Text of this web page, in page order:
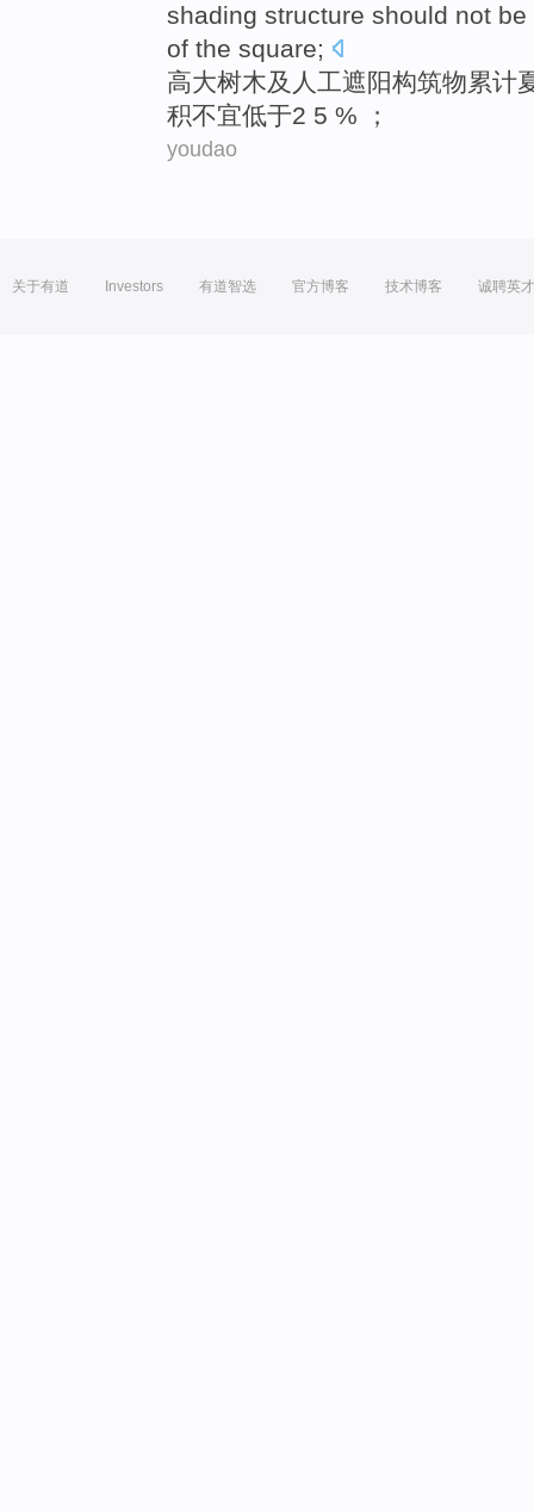
shading structure should not be
of the square;
高大树木及 人工遮阳构筑物累计
积不宜低于2 5 % ；
youdao
关于有道 Investors 有道智选 官方博客 技术博客 诚聘英才